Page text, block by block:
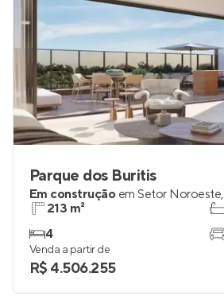
Parque dos Buritis
Em construção em Setor Noroeste,
213 m²
4
Venda a partir de
R$ 4.506.255